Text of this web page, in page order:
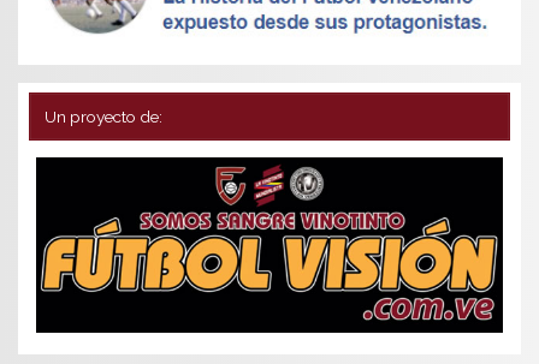
Un proyecto de: